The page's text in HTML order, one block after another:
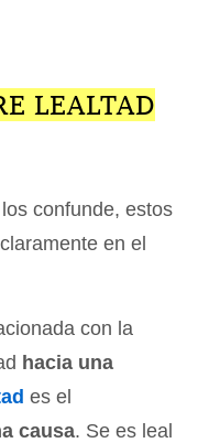
LEALTAD
confunde, estos
en el
con la
hacia una
es el
causa. Se es leal